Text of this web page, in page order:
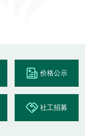
价格公示
社工招募